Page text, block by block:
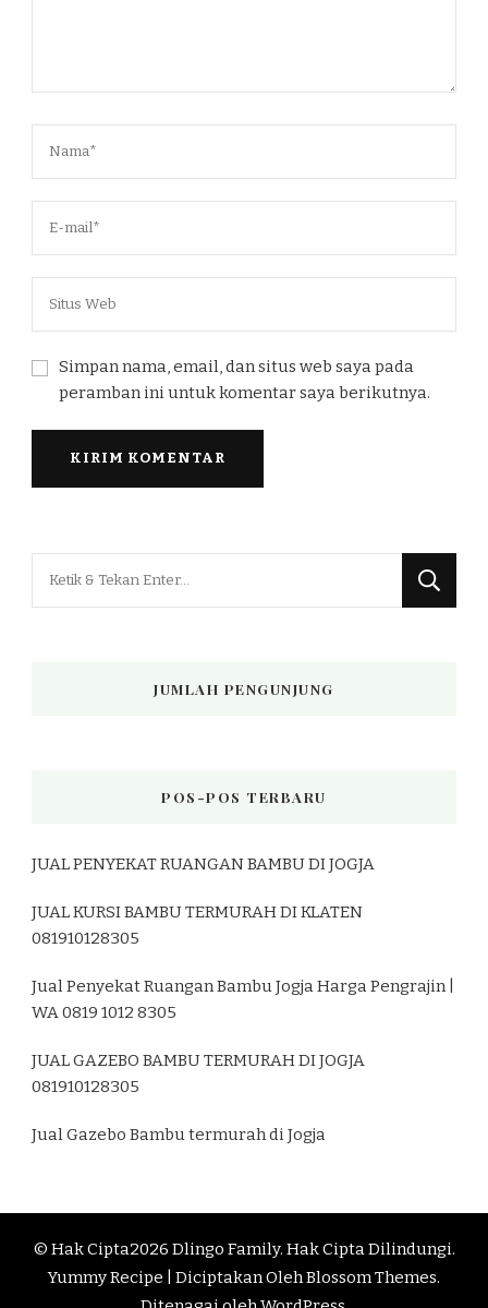
Simpan nama, email, dan situs web saya pada
peramban ini untuk komentar saya berikutnya.
JUMLAH PENGUNJUNG
POS-POS TERBARU
JUAL PENYEKAT RUANGAN BAMBU DI JOGJA
JUAL KURSI BAMBU TERMURAH DI KLATEN
081910128305
Jual Penyekat Ruangan Bambu Jogja Harga Pengrajin |
WA 0819 1012 8305
JUAL GAZEBO BAMBU TERMURAH DI JOGJA
081910128305
Jual Gazebo Bambu termurah di Jogja
© Hak Cipta2026 Dlingo Family. Hak Cipta Dilindungi.
Yummy Recipe | Diciptakan OlehBlossom Themes.